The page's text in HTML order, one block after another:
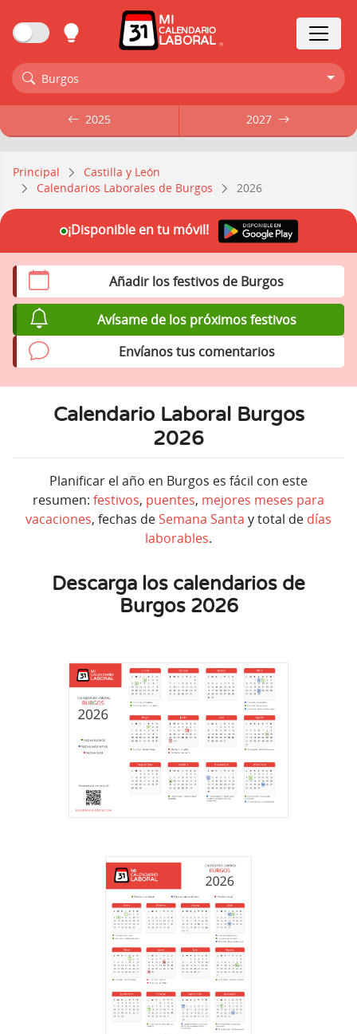
MI
CALENDARIO
LABORAL
Burgos
Principal
Castilla y León
Calendarios Laborales de Burgos
2026
Calendario Laboral Burgos
2026
Planificar el año en Burgos es fácil con este
resumen: festivos, puentes, mejores meses para
vacaciones, fechas de Semana Santa y total de días
laborables.
Descarga los calendarios de
Burgos 2026
2025 2027
2025 2027
Añadir los festivos de Burgos
Avísame de los próximos festivos
Envíanos tus comentarios
¡Disponible en tu móvil!